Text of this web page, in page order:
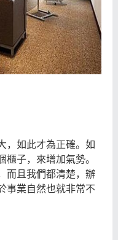
如此才為正確。如
櫃子，來增加氣勢。
而且我們都清楚，辦
事業自然也就非常不